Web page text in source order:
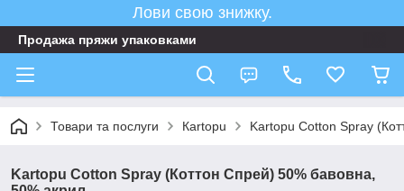
Лови свою знижку.
Продажа пряжи упаковками
Товари та послуги Кartopu Kartopu Cotton Spray
Kartopu Cotton Spray (Коттон Спрей) 50% бавовна,